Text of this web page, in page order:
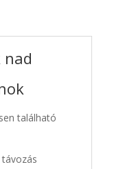
nad
található